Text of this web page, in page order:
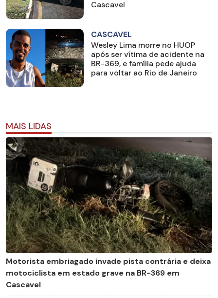
Cascavel
CASCAVEL
Wesley Lima morre no HUOP
após ser vítima de acidente na
BR-369, e família pede ajuda
para voltar ao Rio de Janeiro
MAIS LIDAS
Motorista embriagado invade pista contrária e deixa
motociclista em estado grave na BR-369 em
Cascavel